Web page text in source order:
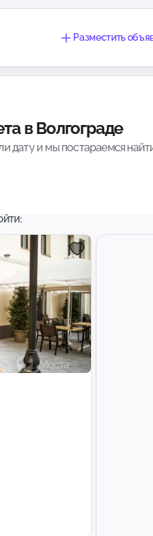
Разместить
в Волгограде
дату и мы постараемся